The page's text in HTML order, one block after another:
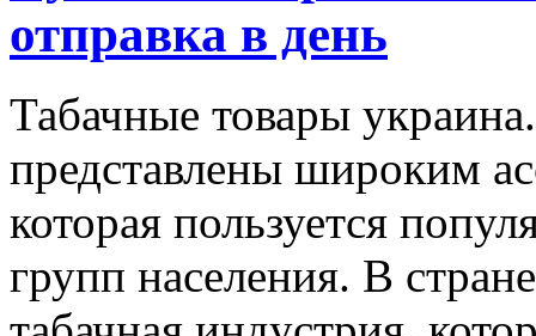
отправка в день
Табачные товары
представлены широким
которая пользуется
групп населения. В